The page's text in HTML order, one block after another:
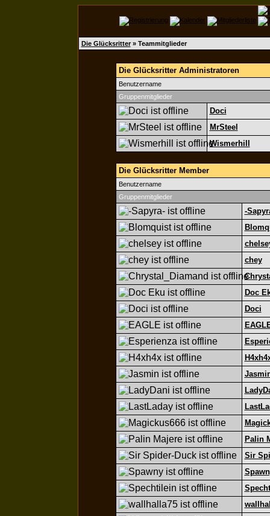
Die Glücksritter» Teammitglieder
Die Glücksritter Administratoren
Benutzername
Gruppenmitglieder
Doci
MrSteel
Wismerhill
Die Glücksritter Member
Benutzername
Gruppenmitglieder
-
chey
Doc
Doci
Palin
Sir